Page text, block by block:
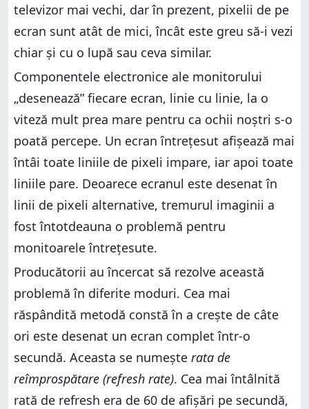
televizor mai vechi, dar în prezent, pixelii de pe
ecran sunt atât de mici, încât este greu să-i vezi
chiar și cu o lupă sau ceva similar.
Componentele electronice ale monitorului
„desenează” fiecare ecran, linie cu linie, la o
viteză mult prea mare pentru ca ochii noștri s-o
poată percepe. Un ecran întrețesut afișează mai
întâi toate liniile de pixeli impare, iar apoi toate
liniile pare. Deoarece ecranul este desenat în
linii de pixeli alternative, tremurul imaginii a
fost întotdeauna o problemă pentru
monitoarele întrețesute.
Producătorii au încercat să rezolve această
problemă în diferite moduri. Cea mai
răspândită metodă constă în a crește de câte
ori este desenat un ecran complet într-o
secundă. Aceasta se numește rata de
reîmprospătare (refresh rate). Cea mai întâlnită
rată de refresh era de 60 de afișări pe secundă,